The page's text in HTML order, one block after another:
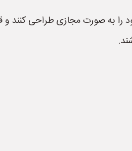
را به صورت مجازی طراحی کنند